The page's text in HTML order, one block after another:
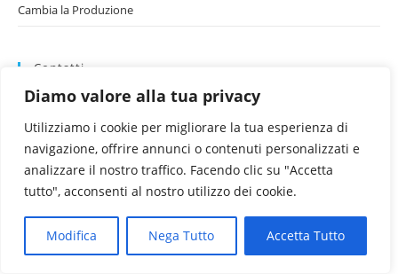
Diamo valore alla tua privacy
Utilizziamo i cookie per migliorare la tua esperienza di
navigazione, offrire annunci o contenuti personalizzati e
analizzare il nostro traffico. Facendo clic su "Accetta
tutto", acconsenti al nostro utilizzo dei cookie.
Modifica Nega Tutto Accetta Tutto
Cambia la Produzione
Contatti
Tel: 0427 71401
Fax: 0427 733072
email: pauletta.bruno@gmail.com
Bando Por Fesr